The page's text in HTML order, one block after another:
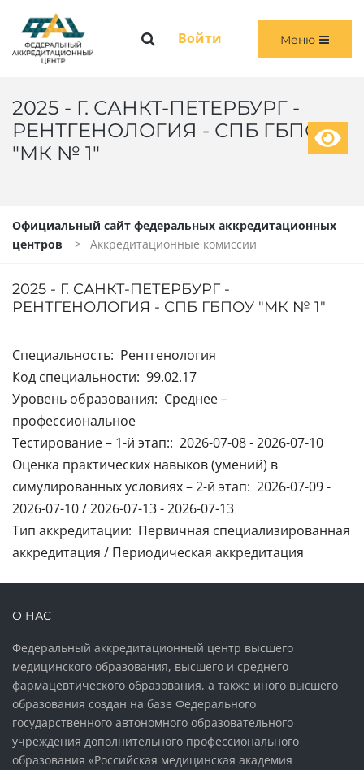
Войти Меню
2025 - Г. САНКТ-ПЕТЕРБУРГ -
РЕНТГЕНОЛОГИЯ - СПБ ГБПОУ
"МК № 1"
Официальный сайт федеральных аккредитационных
центров
Аккредитационные комиссии
2025 - Г. САНКТ-ПЕТЕРБУРГ -
РЕНТГЕНОЛОГИЯ - СПБ ГБПОУ "МК № 1"
Специальность: Рентгенология
Код специальности: 99.02.17
Уровень образования: Среднее –
профессиональное
Тестирование – 1-й этап:: 2026-07-08 - 2026-07-10
Оценка практических навыков (умений) в
симулированных условиях – 2-й этап: 2026-07-09 -
2026-07-10 / 2026-07-13 - 2026-07-13
Тип аккредитации: Первичная специализированная
аккредитация / Периодическая аккредитация
О НАС
Федеральный аккредитационный центр высшего
медицинского образования, высшего и среднего
фармацевтического образования, а также иного высшего
образования создан на базе Федерального
государственного автономного образовательного
учреждения дополнительного профессионального
образования «Российская медицинская академия
ГЛАВНАЯ
ОБЩАЯ ИНФОРМАЦИЯ
ПЕРВИЧНАЯ И ПЕРВИЧНАЯ СПЕЦИАЛИЗИРОВАННАЯ АККРЕДИТАЦИЯ
ЧЛЕНАМ АККРЕДИТАЦИОННЫХ КОМИССИЙ